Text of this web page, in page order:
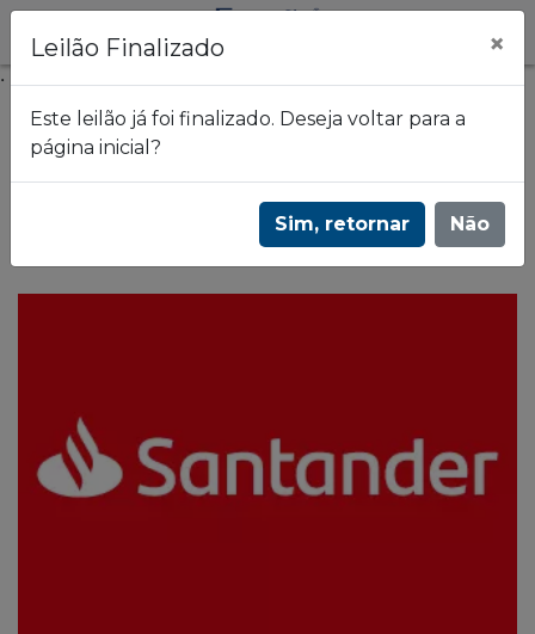
.
Frazão Leilões
Leilão de Ex-Agências desocupadas - Banco
Leilão Finalizado ×
Este leilão já foi finalizado. Deseja voltar para a
página inicial?
Sim, retornar Não